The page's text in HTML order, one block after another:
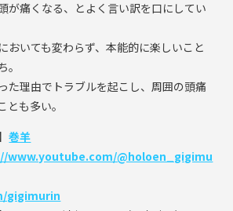
が痛くなる、とよく言い訳を口にしてい
おいても変わらず、本能的に楽しいこと
た理由でトラブルを起こし、周囲の頭痛
とも多い。
巻羊
www.youtube.com/@holoen_gigimu
gigimurin